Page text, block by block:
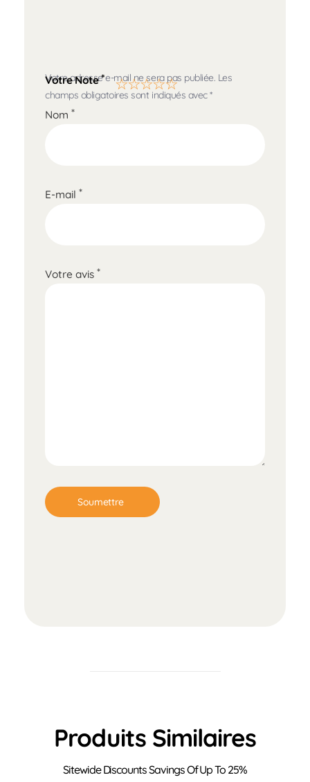
Votre adresse e-mail ne sera pas publiée. Les
champs obligatoires sont indiqués avec*
Nom *
E-mail *
Votre Note*
Votre avis *
Produits Similaires